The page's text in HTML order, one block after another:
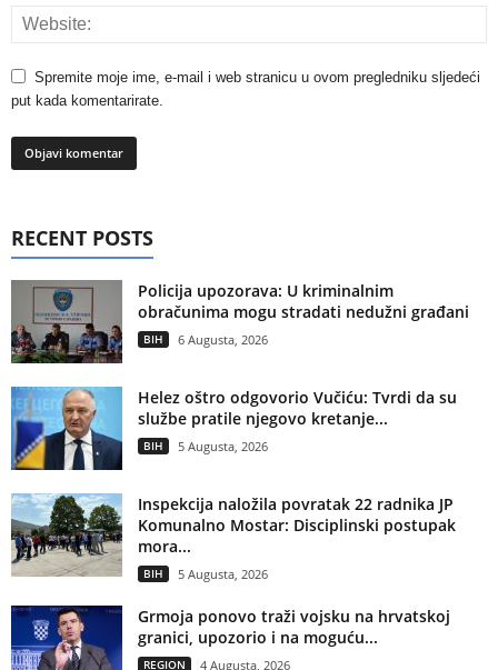
Spremite moje ime, e-mail i web stranicu u ovom pregledniku sljedeći
put kada komentarirate.
RECENT POSTS
Policija upozorava: U kriminalnim
obračunima mogu stradati nedužni građani
BIH 6 Augusta, 2026
Helez oštro odgovorio Vučiću: Tvrdi da su
službe pratile njegovo kretanje...
BIH 5 Augusta, 2026
Inspekcija naložila povratak 22 radnika JP
Komunalno Mostar: Disciplinski postupak
mora...
BIH 5 Augusta, 2026
Grmoja ponovo traži vojsku na hrvatskoj
granici, upozorio i na moguću...
REGION 4 Augusta, 2026